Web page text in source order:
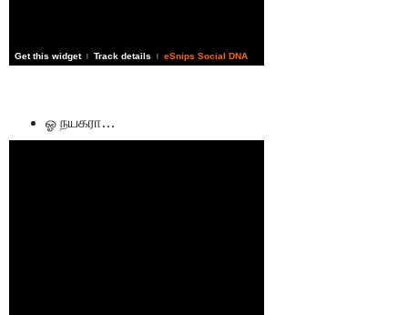
Get this widget Track details eSnips Social DNA
ஓ நயகரா…